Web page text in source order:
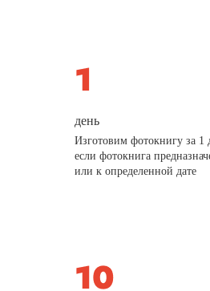
день
Изготовим фотокнигу за
если фотокнига
или к определенной дате